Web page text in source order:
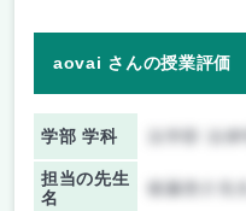
aovai さんの授業評価
学部 学科
担当の先生
名
後藤啓介先生